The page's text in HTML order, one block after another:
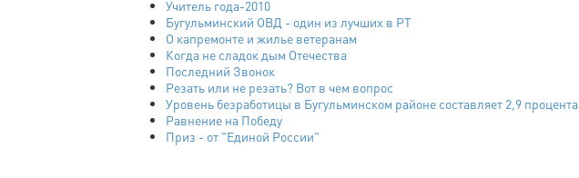
Учитель года-2010
Бугульминский ОВД - один из лучших в РТ
О капремонте и жилье ветеранам
Когда не сладок дым Отечества
Последний Звонок
Резать или не резать? Вот в чем вопрос
Уровень безработицы в Бугульминском районе составляет 2,9 процента
Равнение на Победу
Приз - от "Единой России"